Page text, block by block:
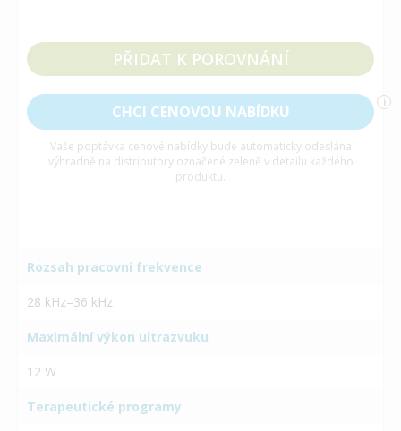
PŘIDAT K POROVNÁNÍ
CHCI CENOVOU NABÍDKU i
Vaše poptávka cenové nabídky bude automaticky odeslána
výhradně na distributory označené zeleně v detailu každého
produktu.
Rozsah pracovní frekvence
28 kHz–36 kHz
Maximální výkon ultrazvuku
12 W
Terapeutické programy